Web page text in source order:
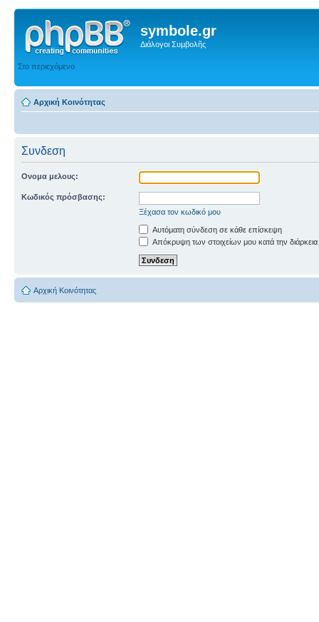
symbole.gr
Διάλογοι Συμβολῆς
Στο περιεχόμενο
Αρχική Κοινότητας
Συνδεση
Ονομα μελους:
Κωδικός πρόσβασης:
Ξέχασα τον κωδικό μου
Αυτόματη σύνδεση σε κάθε επίσκεψη
Απόκρυψη των στοιχείων μου κατά την
Αρχική Κοινότητας